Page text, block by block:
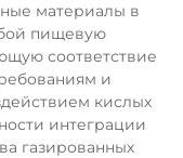
материалы в
пищевую
соответствие
и
кислых
интеграции
газированных